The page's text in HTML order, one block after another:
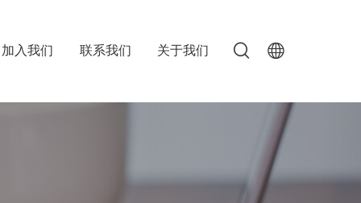
加入我们 联系我们 关于我们